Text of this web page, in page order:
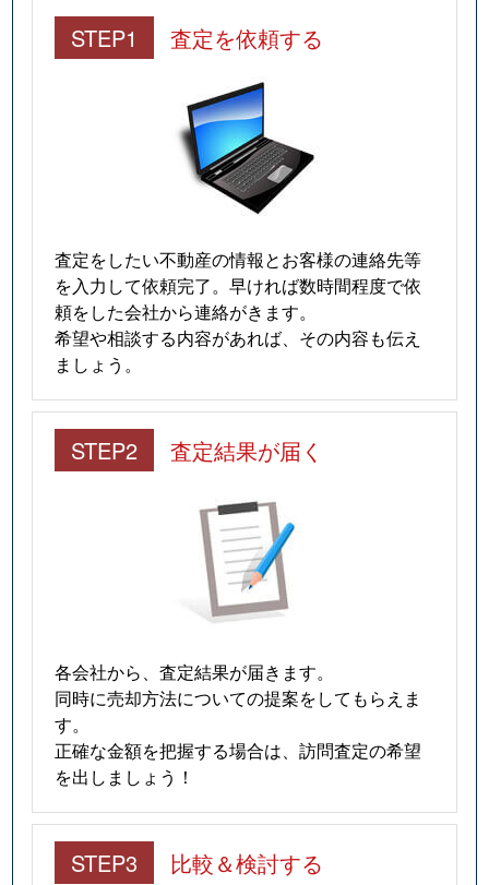
STEP1 査定を依頼する
査定をしたい不動産の情報とお客様の連絡先等
を入力して依頼完了。早ければ数時間程度で依
頼をした会社から連絡がきます。
希望や相談する内容があれば、その内容も伝え
ましょう。
STEP2 査定結果が届く
各会社から、査定結果が届きます。
同時に売却方法についての提案をしてもらえま
す。
正確な金額を把握する場合は、訪問査定の希望
を出しましょう！
STEP3 比較＆検討する